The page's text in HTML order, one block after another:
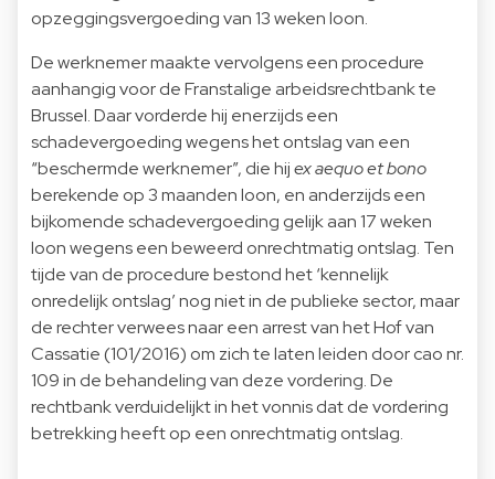
opzeggingsvergoeding van 13 weken loon.
De werknemer maakte vervolgens een procedure
aanhangig voor de Franstalige arbeidsrechtbank te
Brussel. Daar vorderde hij enerzijds een
schadevergoeding wegens het ontslag van een
“beschermde werknemer”, die hijex aequo et bono
berekende op 3 maanden loon, en anderzijds een
bijkomende schadevergoeding gelijk aan 17 weken
loon wegens een beweerd onrechtmatig ontslag. Ten
tijde van de procedure bestond het ‘kennelijk
onredelijk ontslag’ nog niet in de publieke sector, maar
de rechter verwees naar een arrest van het Hof van
Cassatie (101/2016) om zich te laten leiden door cao nr.
109 in de behandeling van deze vordering. De
rechtbank verduidelijkt in het vonnis dat de vordering
betrekking heeft op een onrechtmatig ontslag.